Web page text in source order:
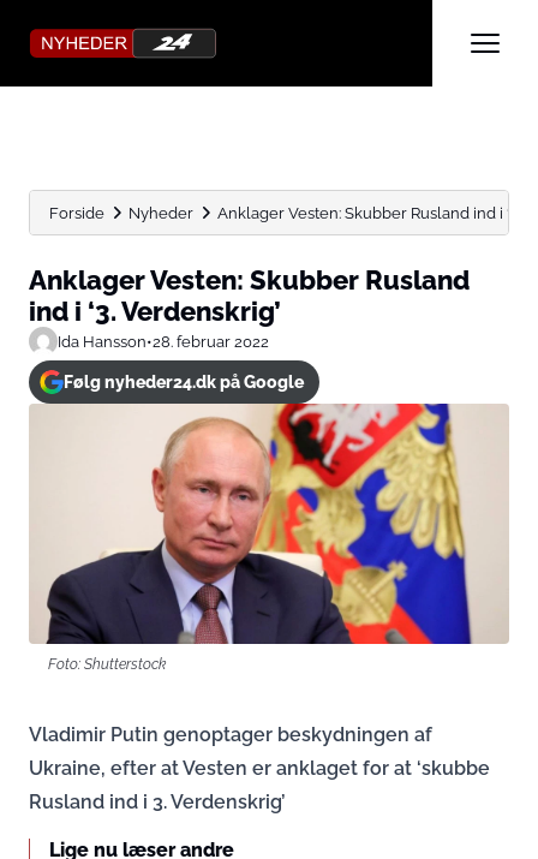
Forside Nyheder Anklager Vesten: Skubber Rusland ind i ‘3.
Anklager Vesten: Skubber Rusland
ind i ‘3. Verdenskrig’
Ida Hansson•28. februar 2022
Følg nyheder24.dk på Google
Foto: Shutterstock
Vladimir Putin genoptager beskydningen af ​​
Ukraine, efter at Vesten er anklaget for at ‘skubbe
Rusland ind i 3. Verdenskrig’
Lige nu læser andre